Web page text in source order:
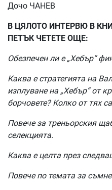
Дочо ЧАНЕВ
В ЦЯЛОТО ИНТЕРВЮ В
ПЕТЪК ЧЕТЕТЕ ОЩЕ:
Обезпечен ли е „Хебър“
Каква е стратегията на
изплуване на „Хебър“ от
борчовете? Колко от тях
Повече за треньорския
селекцията.
Каква е целта през
Повече по темата за